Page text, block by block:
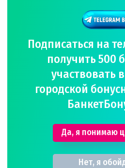
Подписаться на
получить 500
участвовать
городской
Да, я понимаю
Нет, я